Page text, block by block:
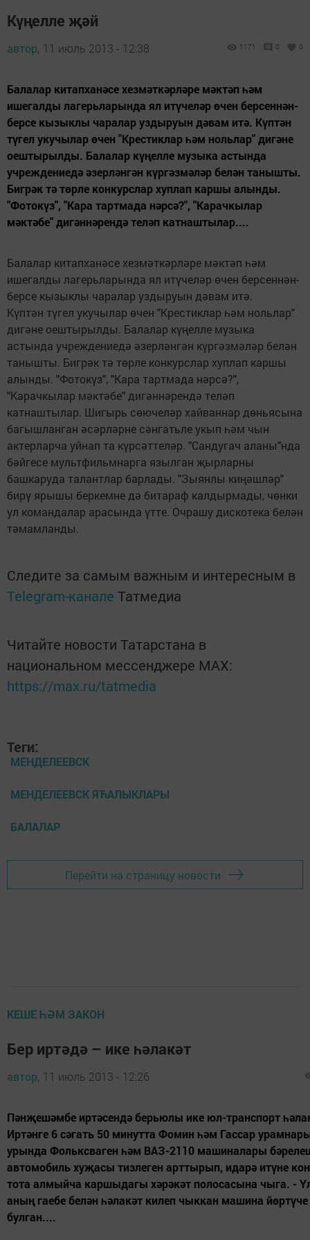
Күңелле җәй
автор, 11 июль 2013 - 12:38 1171 0 0
Балалар китапханәсе хезмәткәрләре мәктәп һәм
ишегалды лагерьларында ял итүчеләр өчен берсеннән-
берсе кызыклы чаралар уздыруын дәвам итә. Күптән
түгел укучылар өчен "Крестиклар һәм нольлар" дигәне
оештырылды. Балалар күңелле музыка астында
учреждениедә әзерләнгән күргәзмәләр белән танышты.
Бигрәк тә төрле конкурслар хуплап каршы алынды.
"Фотокүз", "Кара тартмада нәрсә?", "Карачкылар
мәктәбе" дигәннәрендә теләп катнаштылар....
Балалар китапханәсе хезмәткәрләре мәктәп һәм
ишегалды лагерьларында ял итүчеләр өчен берсеннән-
берсе кызыклы чаралар уздыруын дәвам итә.
Күптән түгел укучылар өчен "Крестиклар һәм нольлар"
дигәне оештырылды. Балалар күңелле музыка
астында учреждениедә әзерләнгән күргәзмәләр белән
танышты. Бигрәк тә төрле конкурслар хуплап каршы
алынды. "Фотокүз", "Кара тартмада нәрсә?",
"Карачкылар мәктәбе" дигәннәрендә теләп
катнаштылар. Шигырь сөючеләр хайваннар дөньясына
багышланган әсәрләрне сәнгатьле укып һәм чын
актерларча уйнап та күрсәттеләр. "Сандугач аланы"нда
бәйгесе мультфильмнарга язылган җырларны
башкаруда талантлар барлады. "Зыянлы киңәшләр"
бирү ярышы беркемне дә битараф калдырмады, чөнки
ул командалар арасында үтте. Очрашу дискотека белән
тәмамланды.
Следите за самым важным и интересным в
Telegram-канале Татмедиа
Читайте новости Татарстана в
национальном мессенджере MАХ:
https://max.ru/tatmedia
Теги:
МЕНДЕЛЕЕВСК
МЕНДЕЛЕЕВСК ЯЋАЛЫКЛАРЫ
БАЛАЛАР
Перейти на страницу новости
КЕШЕ ҺӘМ ЗАКОН
Бер иртәдә – ике һәлакәт
автор, 11 июль 2013 - 12:26
Пәнҗешәмбе иртәсендә берьюлы ике юл-транспорт
Иртәнге 6 сәгать 50 минутта Фомин һәм Гассар
урында Фольксваген һәм ВАЗ-2110 машиналары
автомобиль хуҗасы тизлеген арттырып, идарә итүне
тота алмыйча каршыдагы хәрәкәт полосасына чыга. -
аның гаебе белән һәлакәт килеп чыккан машина йөртүче
булган....